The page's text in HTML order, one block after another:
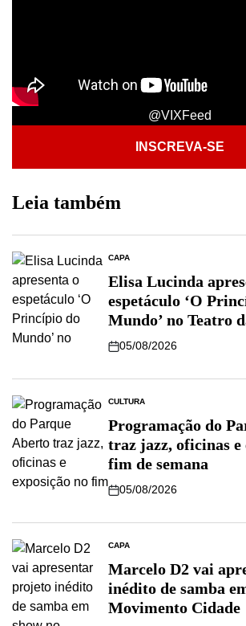
@VIXFeed
INSCREVA-SE
Leia também
CAPA
Elisa Lucinda
espetáculo ‘O
Mundo’ no Teatro
05/08/2026
CULTURA
Programação do
traz jazz, oficinas e
fim de semana
05/08/2026
CAPA
Marcelo D2 vai
inédito de samba
Movimento Cidade